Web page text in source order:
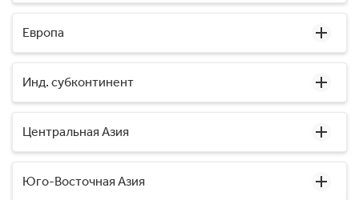
Европа
Инд. субконтинент
Центральная Азия
Юго-Восточная Азия